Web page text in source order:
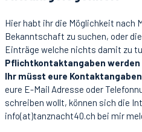
Hier habt ihr die Möglichkeit nach
Bekanntschaft zu suchen, oder
Einträge welche nichts damit zu
Pflichtkontaktangaben
Ihr müsst eure
eure E-Mail Adresse oder
schreiben wollt, können sich die
info(at)tanznacht40.ch bei mir